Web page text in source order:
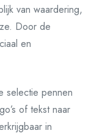
van waardering,
Door de
en
selectie pennen
of tekst naar
in